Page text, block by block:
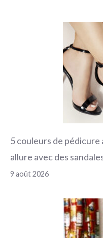
5 couleurs de
allure avec des
9 août 2026